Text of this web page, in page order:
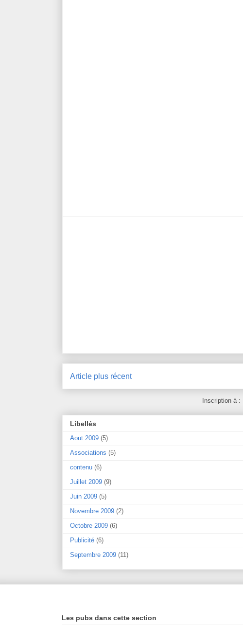
Article plus récent
Inscription à :
Libellés
Aout 2009 (5)
Associations (5)
contenu (6)
Juillet 2009 (9)
Juin 2009 (5)
Novembre 2009 (2)
Octobre 2009 (6)
Publicité (6)
Septembre 2009 (11)
Les pubs dans cette section